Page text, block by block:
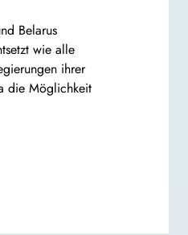
Belarus
wie alle
ihrer
die Möglichkeit